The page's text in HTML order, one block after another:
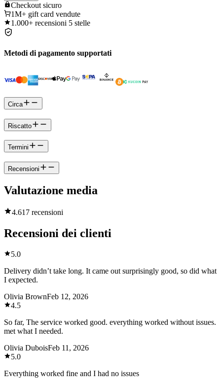
Checkout sicuro
1M+ gift card vendute
1.000+ recensioni 5 stelle
Metodi di pagamento supportati
Circa
Riscatto
Termini
Recensioni
Valutazione media
4.617 recensioni
Recensioni dei clienti
5.0
Delivery didn’t take long. It came out surprisingly good, so did what
I expected.
Olivia BrownFeb 12, 2026
4.5
So far, The service worked good. everything worked without issues.
met what I needed.
Olivia DuboisFeb 11, 2026
5.0
Everything worked fine and I had no issues